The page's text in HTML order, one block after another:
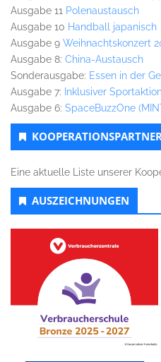
Ausgabe 11 Polenaustausch
Ausgabe 10 Handball japanisch
Ausgabe 9 Weihnachtskonzert
Ausgabe 8: China-Austausch
Sonderausgabe: Essen in der
Ausgabe 7: Inklusiver
Ausgabe 6: SpaceBuzzOne
Eine aktuelle Liste unserer
AUSZEICHNUNGEN